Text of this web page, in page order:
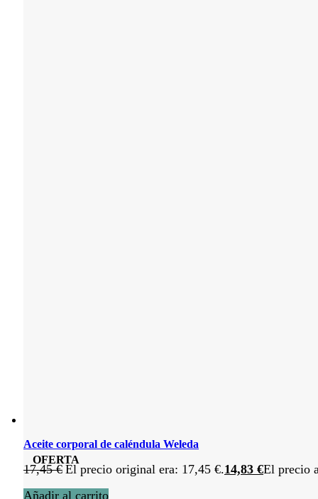
OFERTA
Aceite corporal de caléndula Weleda
17,45€ El precio original era: 17,45 €.14,83 €El precio
Añadir al carrito